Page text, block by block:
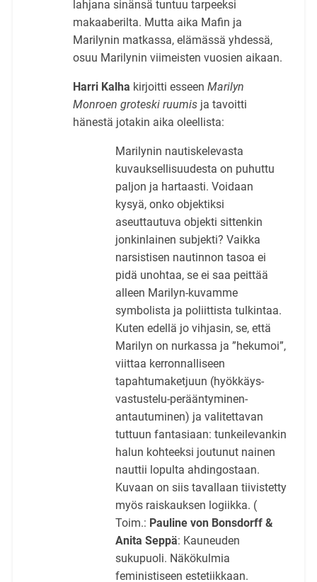
lahjana sinänsä tuntuu tarpeeksi
makaaberilta. Mutta aika Mafin ja
Marilynin matkassa, elämässä yhdessä,
osuu Marilynin viimeisten vuosien aikaan.
Harri Kalha kirjoitti esseen Marilyn
Monroen groteski ruumisja tavoitti
hänestä jotakin aika oleellista:
Marilynin nautiskelevasta
kuvauksellisuudesta on puhuttu
paljon ja hartaasti. Voidaan
kysyä, onko objektiksi
aseuttautuva objekti sittenkin
jonkinlainen subjekti? Vaikka
narsistisen nautinnon tasoa ei
pidä unohtaa, se ei saa peittää
alleen Marilyn-kuvamme
symbolista ja poliittista tulkintaa.
Kuten edellä jo vihjasin, se, että
Marilyn on nurkassa ja ”hekumoi”,
viittaa kerronnalliseen
tapahtumaketjuun (hyökkäys-
vastustelu-perääntyminen-
antautuminen) ja valitettavan
tuttuun fantasiaan: tunkeilevankin
halun kohteeksi joutunut nainen
nauttii lopulta ahdingostaan.
Kuvaan on siis tavallaan tiivistetty
myös raiskauksen logiikka. (
Toim.: Pauline von Bonsdorff &
Anita Seppä: Kauneuden
sukupuoli. Näkökulmia
feministiseen estetiikkaan.